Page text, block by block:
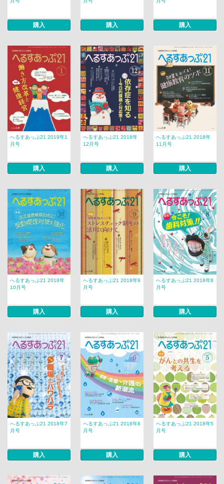
購入 購入 購入
へるすあっぷ21 2019年1
月号
購入
へるすあっぷ21 2018年
12月号
購入
へるすあっぷ21 2018年
11月号
購入
へるすあっぷ21 2018年
10月号
購入
へるすあっぷ21 2018年9
月号
購入
へるすあっぷ21 2018年8
月号
購入
へるすあっぷ21 2018年7
月号
購入
へるすあっぷ21 2018年6
月号
購入
へるすあっぷ21 2018年5
月号
購入